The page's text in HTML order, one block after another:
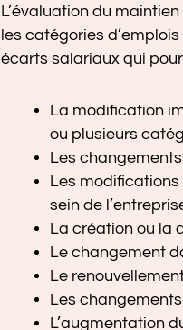
L’évaluation du
les catégories
écarts salariaux qui
La modification
ou plusieurs
Les
Les
sein de
La création ou la
Le changement
Le
Les
L’augmentation